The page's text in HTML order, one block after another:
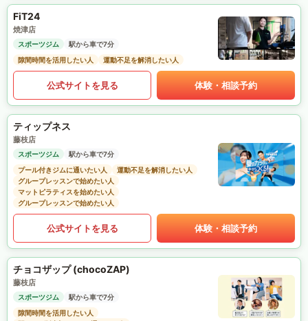
FiT24
焼津店
スポーツジム
駅から車で7分
隙間時間を活用したい人
運動不足を解消したい人
公式サイトを見る 体験・相談予約
ティップネス
藤枝店
スポーツジム
駅から車で7分
プール付きジムに通いたい人
運動不足を解消したい人
グループレッスンで始めたい人
マットピラティスを始めたい人
グループレッスンで始めたい人
公式サイトを見る 体験・相談予約
チョコザップ (chocoZAP)
藤枝店
スポーツジム
駅から車で7分
隙間時間を活用したい人